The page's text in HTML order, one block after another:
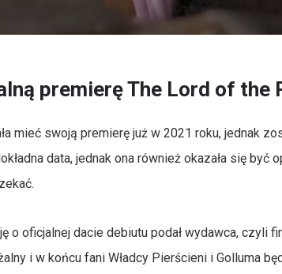
premierę The Lord of the
mieć swoją premierę już w 2021 roku, jednak
data, jednak ona również okazała się być
o oficjalnej dacie debiutu podał wydawca, czyli
i w końcu fani Władcy Pierścieni i Golluma